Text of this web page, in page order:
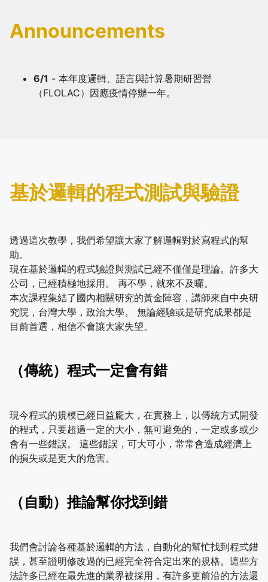
Announcements
6/1 - 本年度邏輯、語言與計算暑期研習營
（FLOLAC）因應疫情停辦一年。
基於邏輯的程式測試與驗證
透過這次教學，我們希望讓大家了解邏輯對於寫程式的幫
助。
現在基於邏輯的程式驗證與測試已經不僅僅是理論。許多大
公司，已經積極地採用。 再不學，就來不及囉。
本次課程集結了國內相關研究的黃金陣容，講師來自中央研
究院，台灣大學，政治大學。 無論經驗或是研究成果都是
目前首選，相信不會讓大家失望。
（傳統）程式一定會有錯
現今程式的規模已經日益龐大，在實務上，以傳統方式開發
的程式，只要超過一定的大小，無可避免的，一定或多或少
會有一些錯誤。 這些錯誤，可大可小，常常會造成經濟上
的損失或是更大的危害。
（自動）推論幫你找到錯
我們會討論各種基於邏輯的方法，自動化的幫忙找到程式錯
誤，甚至證明修改過的已經完全符合定出來的規格。這些方
法許多已經在最先進的業界被採用，有許多更前沿的方法還